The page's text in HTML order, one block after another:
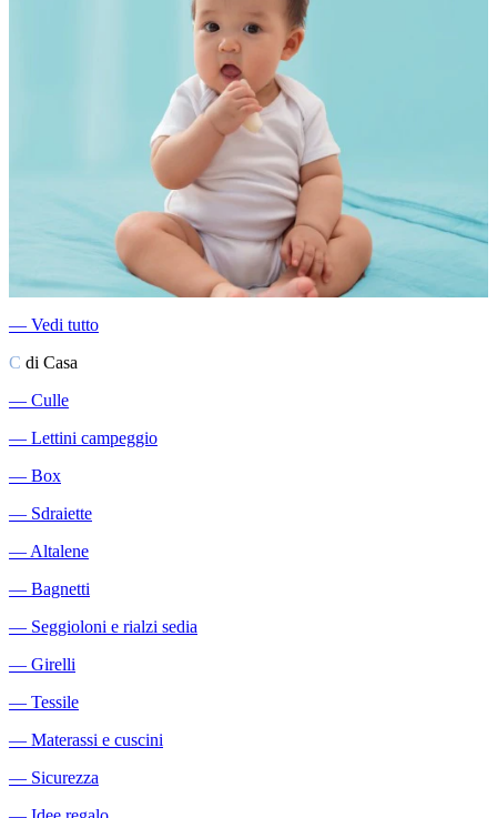
― Vedi tutto
C di Casa
― Culle
― Lettini campeggio
― Box
― Sdraiette
―Altalene
― Bagnetti
― Seggioloni e rialzi sedia
― Girelli
― Tessile
― Materassi e cuscini
― Sicurezza